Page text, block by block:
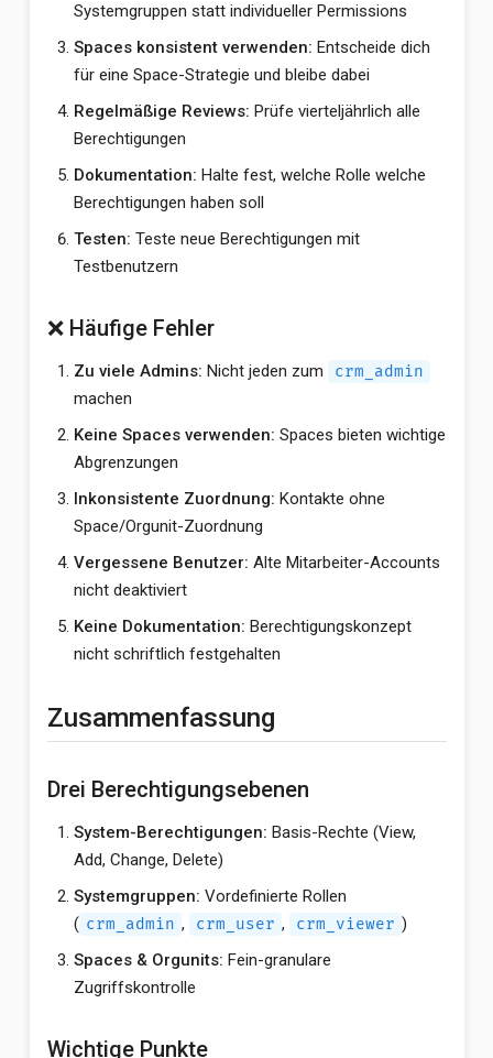
Systemgruppen statt individueller Permissions
Spaces konsistent verwenden: Entscheide dich
für eine Space-Strategie und bleibe dabei
Regelmäßige Reviews: Prüfe vierteljährlich alle
Berechtigungen
Dokumentation: Halte fest, welche Rolle welche
Berechtigungen haben soll
Testen: Teste neue Berechtigungen mit
Testbenutzern
❌ Häufige Fehler
Zu viele Admins: Nicht jeden zum crm_admin
machen
Keine Spaces verwenden: Spaces bieten wichtige
Abgrenzungen
Inkonsistente Zuordnung: Kontakte ohne
Space/Orgunit-Zuordnung
Vergessene Benutzer: Alte Mitarbeiter-Accounts
nicht deaktiviert
Keine Dokumentation: Berechtigungskonzept
nicht schriftlich festgehalten
Zusammenfassung
Drei Berechtigungsebenen
System-Berechtigungen: Basis-Rechte (View,
Add, Change, Delete)
Systemgruppen: Vordefinierte Rollen
( crm_admin , crm_user , crm_viewer )
Spaces & Orgunits: Fein-granulare
Zugriffskontrolle
Wichtige Punkte